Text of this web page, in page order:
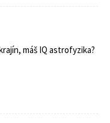
máš IQ astrofyzika?